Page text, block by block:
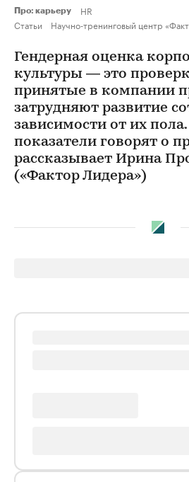
Про: карьеру
HR
Статьи
Научно-тренинговый центр
Гендерная оценка
культуры — это
принятые в компании
затрудняют развитие
зависимости от их
показатели говорят о
рассказывает Ирина
(«Фактор Лидера»)